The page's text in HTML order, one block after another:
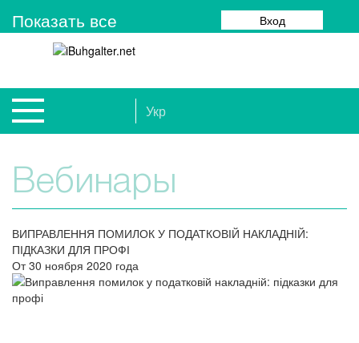
Показать все Вход
Укр
Вебинары
ВИПРАВЛЕННЯ ПОМИЛОК У ПОДАТКОВІЙ НАКЛАДНІЙ:
ПІДКАЗКИ ДЛЯ ПРОФІ
От 30 ноября 2020 года